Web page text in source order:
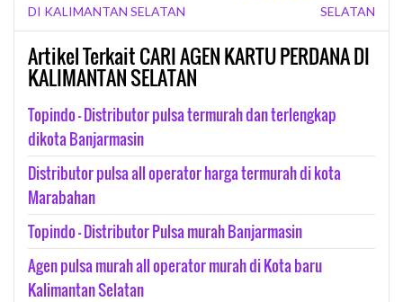
DI KALIMANTAN SELATAN
SELATAN
Artikel Terkait CARI AGEN KARTU PERDANA DI
KALIMANTAN SELATAN
Topindo - Distributor pulsa termurah dan terlengkap
dikota Banjarmasin
Distributor pulsa all operator harga termurah di kota
Marabahan
Topindo - Distributor Pulsa murah Banjarmasin
Agen pulsa murah all operator murah di Kota baru
Kalimantan Selatan